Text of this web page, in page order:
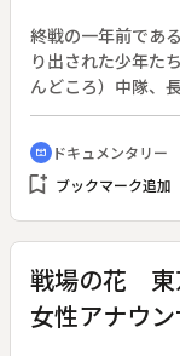
終戦の一年前であ
り出された少年た
んどころ）中隊、
の多くが１４歳・
る」、貧しい農家
えて渡満した。し
た。◆２００９年
験を明らかにする
を、娘が必死に辿
などから、知られ
では当事者の高齢
cinematic_blur ドキュメンタリー
bookmark_add ブックマーク追加
戦場の花
女性アナウ